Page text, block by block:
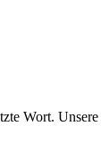
Wort.